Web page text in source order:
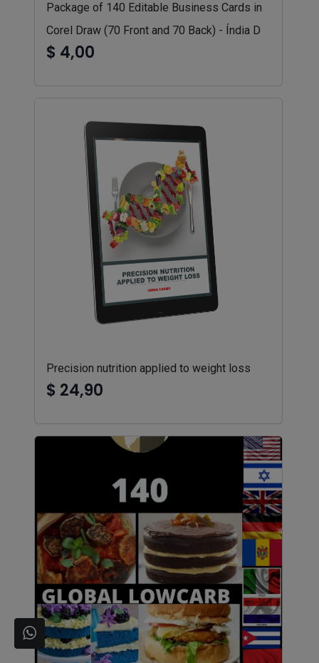
Package of 140 Editable Business Cards in
Corel Draw (70 Front and 70 Back) - Índia D
$ 4,00
Precision nutrition applied to weight loss
$ 24,90